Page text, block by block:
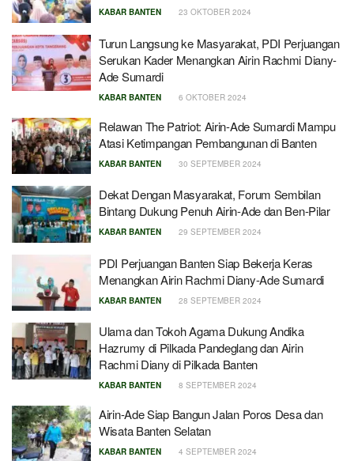
KABAR BANTEN 23 OKTOBER 2024
Turun Langsung ke Masyarakat, PDI Perjuangan
Serukan Kader Menangkan Airin Rachmi Diany-
Ade Sumardi
KABAR BANTEN 6 OKTOBER 2024
Relawan The Patriot: Airin-Ade Sumardi Mampu
Atasi Ketimpangan Pembangunan di Banten
KABAR BANTEN 30 SEPTEMBER 2024
Dekat Dengan Masyarakat, Forum Sembilan
Bintang Dukung Penuh Airin-Ade dan Ben-Pilar
KABAR BANTEN 29 SEPTEMBER 2024
PDI Perjuangan Banten Siap Bekerja Keras
Menangkan Airin Rachmi Diany-Ade Sumardi
KABAR BANTEN 28 SEPTEMBER 2024
Ulama dan Tokoh Agama Dukung Andika
Hazrumy di Pilkada Pandeglang dan Airin
Rachmi Diany di Pilkada Banten
KABAR BANTEN 8 SEPTEMBER 2024
Airin-Ade Siap Bangun Jalan Poros Desa dan
Wisata Banten Selatan
KABAR BANTEN 4 SEPTEMBER 2024